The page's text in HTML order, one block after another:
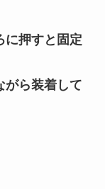
に押すと固定
がら装着して